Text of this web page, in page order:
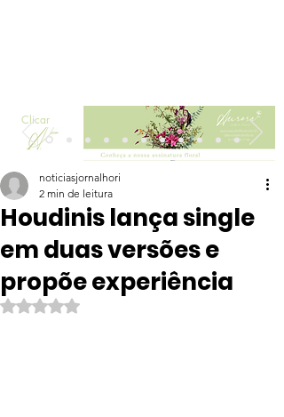
Clicar
Houdinis lança single
em duas versões e
propõe experiência
noticiasjornalhori
2 min de leitura
Avaliado com NaN de 5 estrelas.